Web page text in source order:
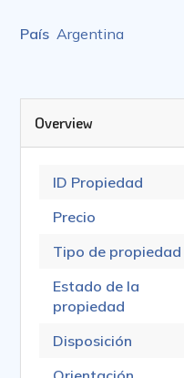
País Argentina
Overview
ID Propiedad
Precio
Tipo de propiedad
Estado de la
propiedad
Disposición